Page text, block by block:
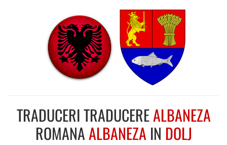
TRADUCERI TRADUCEREALBANEZA
ROMANAALBANEZA IN DOLJ